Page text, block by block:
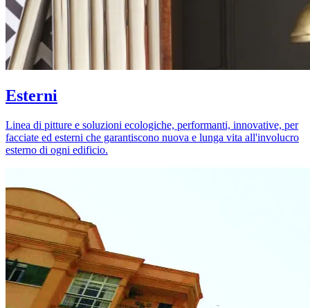
Esterni
Linea di pitture e soluzioni ecologiche, performanti, innovative, per
facciate ed esterni che garantiscono nuova e lunga vita all'involucro
esterno di ogni edificio.